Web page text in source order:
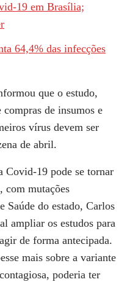
19 em Brasília;
64,4% das infecções
que o estudo,
compras de insumos e
vírus devem ser
de abril.
Covid-19 pode se tornar
com mutações
Saúde do estado, Carlos
ampliar os estudos para
de forma antecipada.
mais sobre a variante
poderia ter